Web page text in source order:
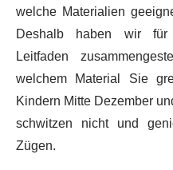
welche Materialien
Deshalb haben wir für
Leitfaden
welchem Material Sie
Kindern Mitte Dezember
schwitzen nicht und
Zügen.